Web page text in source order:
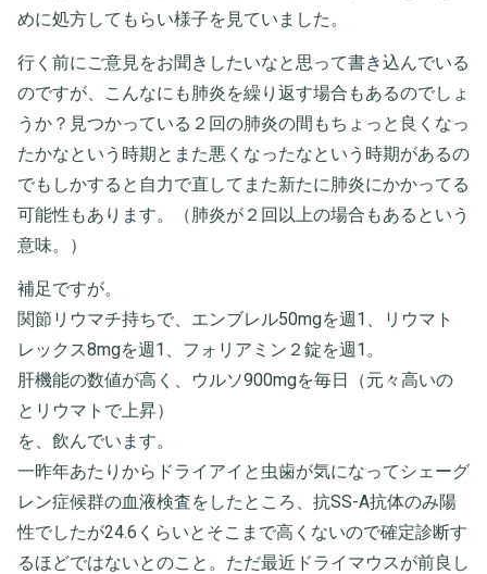
めに処方してもらい様子を見ていました。
行く前にご意見をお聞きしたいなと思って書き込んでいる
のですが、こんなにも肺炎を繰り返す場合もあるのでしょ
うか？見つかっている２回の肺炎の間もちょっと良くなっ
たかなという時期とまた悪くなったなという時期があるの
でもしかすると自力で直してまた新たに肺炎にかかってる
可能性もあります。（肺炎が２回以上の場合もあるという
意味。）
補足ですが。
関節リウマチ持ちで、エンブレル50mgを週1、リウマト
レックス8mgを週1、フォリアミン２錠を週1。
肝機能の数値が高く、ウルソ900mgを毎日（元々高いの
とリウマトで上昇）
を、飲んでいます。
一昨年あたりからドライアイと虫歯が気になってシェーグ
レン症候群の血液検査をしたところ、抗SS-A抗体のみ陽
性でしたが24.6くらいとそこまで高くないので確定診断す
るほどではないとのこと。ただ最近ドライマウスが前良し